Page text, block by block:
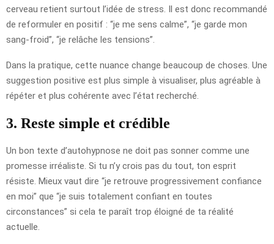
cerveau retient surtout l’idée de stress. Il est donc recommandé
de reformuler en positif : “je me sens calme”, “je garde mon
sang-froid”, “je relâche les tensions”.
Dans la pratique, cette nuance change beaucoup de choses. Une
suggestion positive est plus simple à visualiser, plus agréable à
répéter et plus cohérente avec l’état recherché.
3. Reste simple et crédible
Un bon texte d’autohypnose ne doit pas sonner comme une
promesse irréaliste. Si tu n’y crois pas du tout, ton esprit
résiste. Mieux vaut dire “je retrouve progressivement confiance
en moi” que “je suis totalement confiant en toutes
circonstances” si cela te paraît trop éloigné de ta réalité
actuelle.